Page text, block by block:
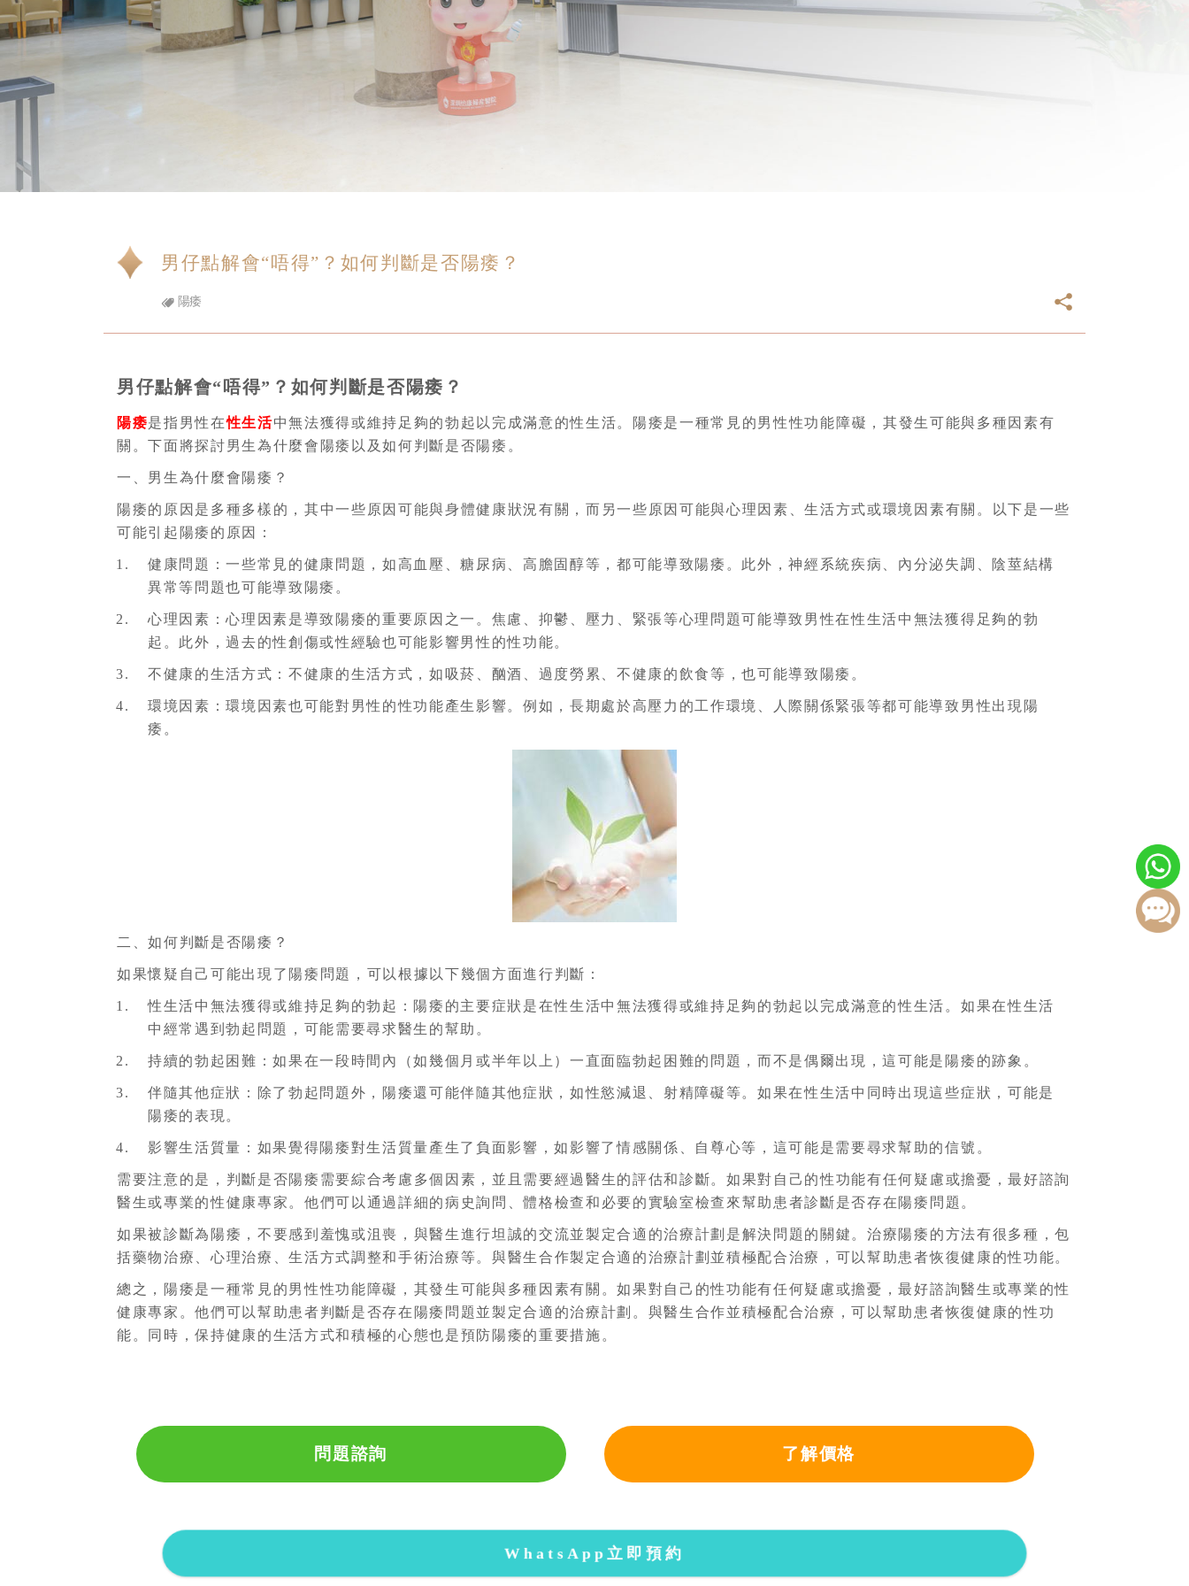
男仔點解會“唔得”？如何判斷是否陽痿？
陽痿
男仔點解會“唔得”？如何判斷是否陽痿？
陽痿是指男性在性生活中無法獲得或維持足夠的勃起以完成滿意的性生活。陽痿是一種常見的男性性功能障礙，其發生可能與多種因素有
關。下面將探討男生為什麼會陽痿以及如何判斷是否陽痿。
一、男生為什麼會陽痿？
陽痿的原因是多種多樣的，其中一些原因可能與身體健康狀況有關，而另一些原因可能與心理因素、生活方式或環境因素有關。以下是一些
可能引起陽痿的原因：
健康問題：一些常見的健康問題，如高血壓、糖尿病、高膽固醇等，都可能導致陽痿。此外，神經系統疾病、內分泌失調、陰莖結構
異常等問題也可能導致陽痿。
心理因素：心理因素是導致陽痿的重要原因之一。焦慮、抑鬱、壓力、緊張等心理問題可能導致男性在性生活中無法獲得足夠的勃
起。此外，過去的性創傷或性經驗也可能影響男性的性功能。
不健康的生活方式：不健康的生活方式，如吸菸、酗酒、過度勞累、不健康的飲食等，也可能導致陽痿。
環境因素：環境因素也可能對男性的性功能產生影響。例如，長期處於高壓力的工作環境、人際關係緊張等都可能導致男性出現陽
痿。
二、如何判斷是否陽痿？
如果懷疑自己可能出現了陽痿問題，可以根據以下幾個方面進行判斷：
性生活中無法獲得或維持足夠的勃起：陽痿的主要症狀是在性生活中無法獲得或維持足夠的勃起以完成滿意的性生活。如果在性生活
中經常遇到勃起問題，可能需要尋求醫生的幫助。
持續的勃起困難：如果在一段時間內（如幾個月或半年以上）一直面臨勃起困難的問題，而不是偶爾出現，這可能是陽痿的跡象。
伴隨其他症狀：除了勃起問題外，陽痿還可能伴隨其他症狀，如性慾減退、射精障礙等。如果在性生活中同時出現這些症狀，可能是
陽痿的表現。
影響生活質量：如果覺得陽痿對生活質量產生了負面影響，如影響了情感關係、自尊心等，這可能是需要尋求幫助的信號。
需要注意的是，判斷是否陽痿需要綜合考慮多個因素，並且需要經過醫生的評估和診斷。如果對自己的性功能有任何疑慮或擔憂，最好諮詢
醫生或專業的性健康專家。他們可以通過詳細的病史詢問、體格檢查和必要的實驗室檢查來幫助患者診斷是否存在陽痿問題。
如果被診斷為陽痿，不要感到羞愧或沮喪，與醫生進行坦誠的交流並製定合適的治療計劃是解決問題的關鍵。治療陽痿的方法有很多種，包
括藥物治療、心理治療、生活方式調整和手術治療等。與醫生合作製定合適的治療計劃並積極配合治療，可以幫助患者恢復健康的性功能。
總之，陽痿是一種常見的男性性功能障礙，其發生可能與多種因素有關。如果對自己的性功能有任何疑慮或擔憂，最好諮詢醫生或專業的性
健康專家。他們可以幫助患者判斷是否存在陽痿問題並製定合適的治療計劃。與醫生合作並積極配合治療，可以幫助患者恢復健康的性功
能。同時，保持健康的生活方式和積極的心態也是預防陽痿的重要措施。
問題諮詢 了解價格
WhatsApp立即預約